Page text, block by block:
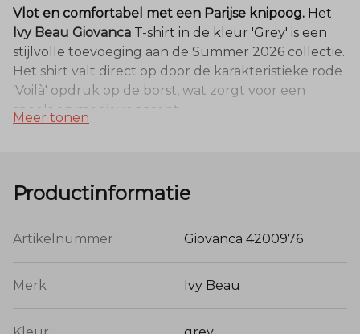
Vlot en comfortabel met een Parijse knipoog. Het
Ivy Beau Giovanca T-shirt in de kleur 'Grey' is een
stijlvolle toevoeging aan de Summer 2026 collectie.
Het shirt valt direct op door de karakteristieke rode
'Voilà' opdruk op de borst, wat zorgt voor een
speels en modieus accent.
modal, 48% katoen en 4% elastaan
gevoel, een prachtige valling en een optimaal
prettige stretch heeft.
Elegant Ontwerp: Voorzien van een
Meer tonen
Productinformatie
Artikelnummer Giovanca 4200976
Merk Ivy Beau